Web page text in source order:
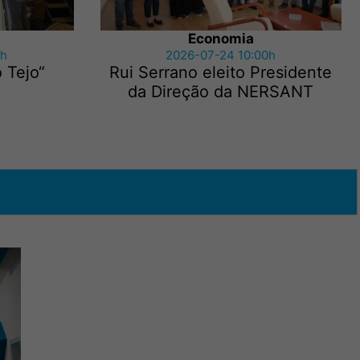
Economia
2026-07-24 10:00h
Rui Serrano eleito Presidente
da Direção da NERSANT